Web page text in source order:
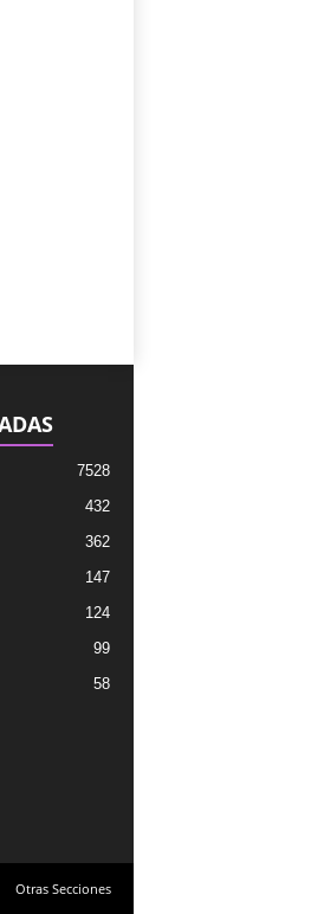
7528
432
362
147
124
99
58
Otras Secciones